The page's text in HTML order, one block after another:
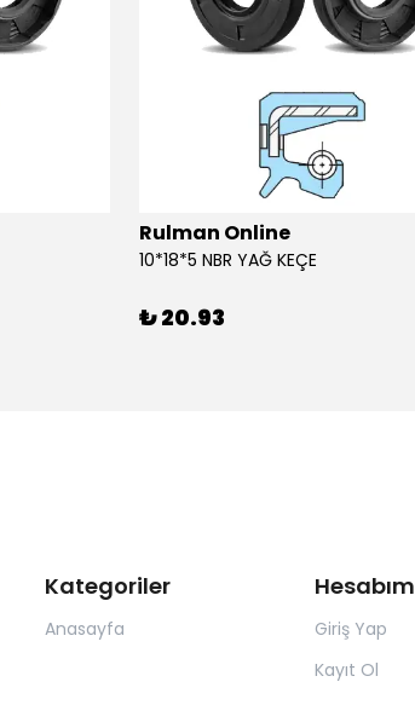
Rulman Online
10*18*5 NBR YAĞ KEÇE
₺ 20.93
Kategoriler
Anasayfa
Hesabım
Giriş Yap
Kayıt Ol